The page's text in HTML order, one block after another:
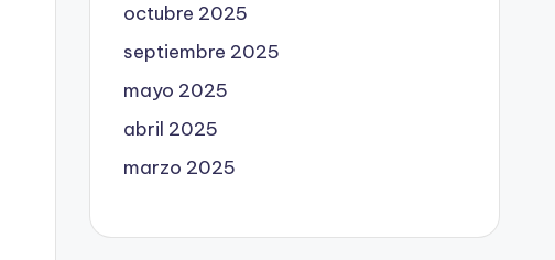
octubre 2025
septiembre 2025
mayo 2025
abril 2025
marzo 2025